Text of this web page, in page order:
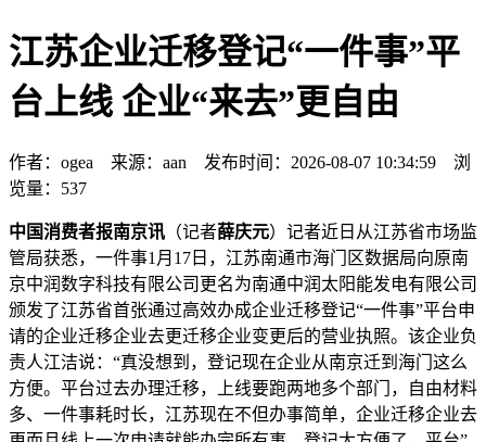
江苏企业迁移登记“一件事”平
台上线 企业“来去”更自由
作者：ogea 来源：aan 发布时间：2026-08-07 10:34:59 浏
览量：537
中国消费者报南京讯 （记者薛庆元）记者近日从江苏省市场监
管局获悉，一件事1月17日，江苏南通市海门区数据局向原南
京中润数字科技有限公司更名为南通中润太阳能发电有限公司
颁发了江苏省首张通过高效办成企业迁移登记“一件事”平台申
请的企业迁移企业去更迁移企业变更后的营业执照。该企业负
责人江洁说：“真没想到，登记现在企业从南京迁到海门这么
方便。平台过去办理迁移，上线要跑两地多个部门，自由材料
多、一件事耗时长，江苏现在不但办事简单，企业迁移企业去